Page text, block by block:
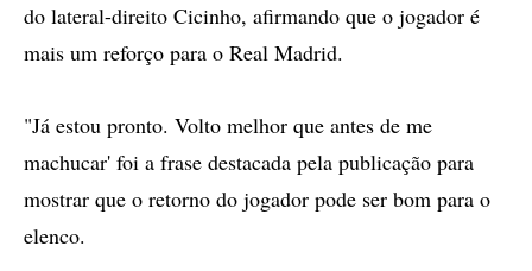
do lateral-direito Cicinho, afirmando que o jogador é
mais um reforço para o Real Madrid.
"Já estou pronto. Volto melhor que antes de me
machucar' foi a frase destacada pela publicação para
mostrar que o retorno do jogador pode ser bom para o
elenco.